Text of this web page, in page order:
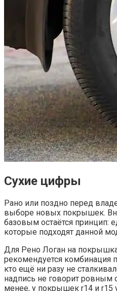
Сухие цифры
Рано или поздно перед
выборе новых покрышек.
базовым остаётся принцип:
которые подходят данной
Для Рено Логан на
рекомендуется комбинация
кто ещё ни разу не
надпись не говорит ровным
менее, у покрышек r14 и r15